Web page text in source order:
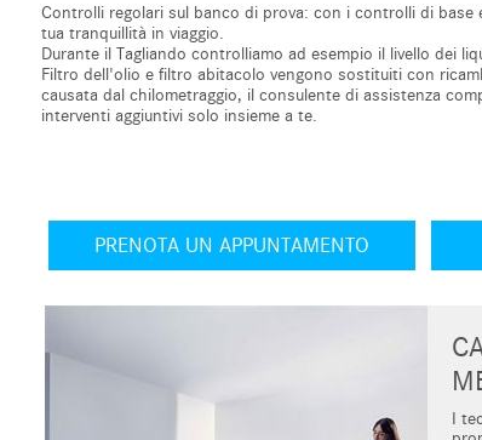
Controlli regolari sul banco di prova: con i controlli di base
tua tranquillità in viaggio.
Durante il Tagliando controlliamo ad esempio il livello dei
Filtro dell'olio e filtro abitacolo vengono sostituiti con
causata dal chilometraggio, il consulente di assistenza
interventi aggiuntivi solo insieme a te.
PRENOTA UN APPUNTAMENTO
I